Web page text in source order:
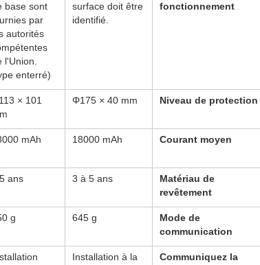
base sont
par
autorités
l'Union.
enterré)
surface doit être
identifié.
fonctionnement
× 101
Φ175 × 40 mm Niveau de protection
mAh 18000 mAh Courant moyen
ans 3 à 5 ans
Matériau de
revêtement
g 645 g
Mode de
communication
Installation à la
Communiquez la